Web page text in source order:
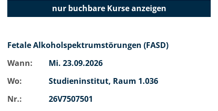
nur buchbareKurse anzeigen
Fetale Alkoholspektrumstörungen (FASD)
Wann:
Mi. 23.09.2026
Wo:
Studieninstitut, Raum 1.036
Nr.:
26V7507501